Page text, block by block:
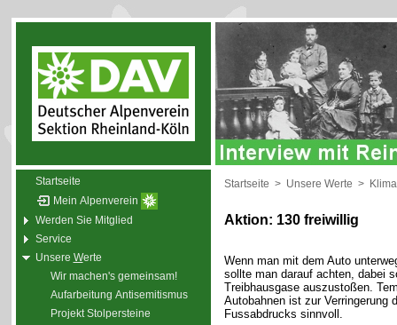
Startseite
Mein Alpenverein
Werden Sie Mitglied
Service
Unsere Werte
Wir machen's gemeinsam!
Aufarbeitung Antisemitismus
Projekt Stolpersteine
Startseite > Unsere Werte >
Aktion: 130 freiwillig
Wenn man mit dem Auto
sollte man darauf achten, dabei
Treibhausgase auszustoßen.
Autobahnen ist zur Verringerung
Fussabdrucks sinnvoll.